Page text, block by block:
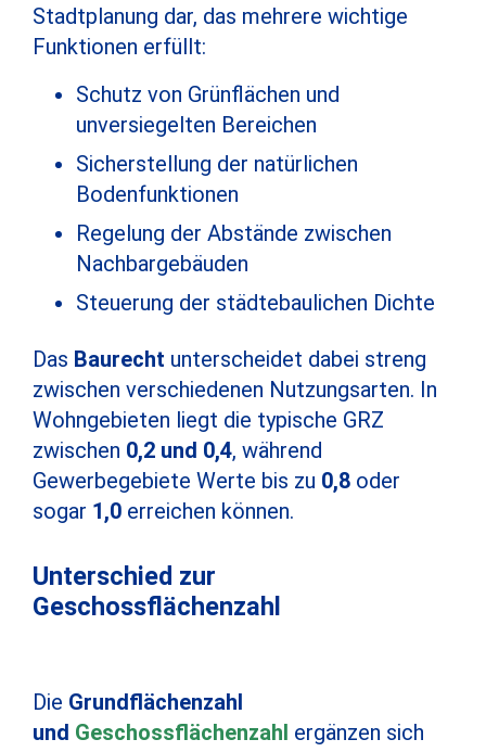
Stadtplanung dar, das mehrere wichtige
Funktionen erfüllt:
Schutz von Grünflächen und
unversiegelten Bereichen
Sicherstellung der natürlichen
Bodenfunktionen
Regelung der Abstände zwischen
Nachbargebäuden
Steuerung der städtebaulichen Dichte
Das Baurecht unterscheidet dabei streng
zwischen verschiedenen Nutzungsarten. In
Wohngebieten liegt die typische GRZ
zwischen 0,2 und 0,4, während
Gewerbegebiete Werte bis zu 0,8 oder
sogar 1,0 erreichen können.
Unterschied zur
Geschossflächenzahl
Die Grundflächenzahl
und Geschossflächenzahl ergänzen sich